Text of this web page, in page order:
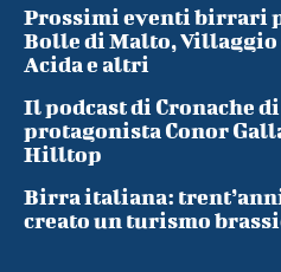
Prossimi eventi birrari
Bolle di Malto,
Acida e altri
Il podcast di Cronache
protagonista Conor
Hilltop
Birra italiana:
creato un turismo